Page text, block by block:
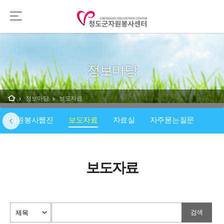
정보마당
정보마당 보도자료
자원봉사웹진 보도자료 자료실 자주묻는질문
보도자료
검색